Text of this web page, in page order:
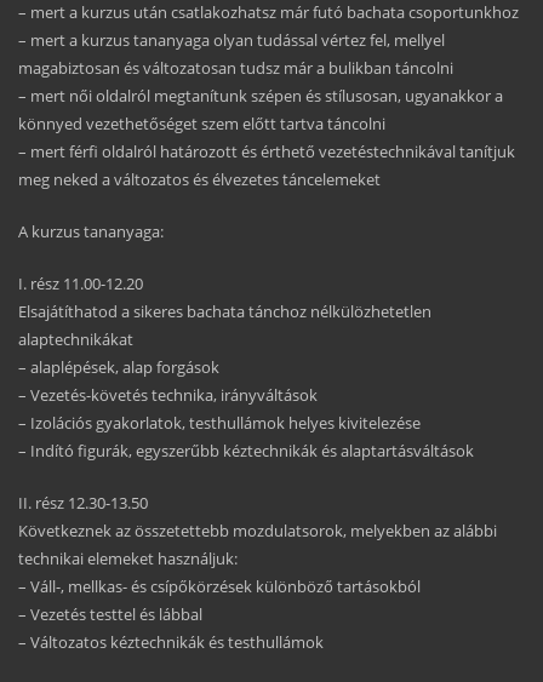
– mert a kurzus után csatlakozhatsz már futó bachata csoportunkhoz
– mert a kurzus tananyaga olyan tudással vértez fel, mellyel
magabiztosan és változatosan tudsz már a bulikban táncolni
– mert női oldalról megtanítunk szépen és stílusosan, ugyanakkor a
könnyed vezethetőséget szem előtt tartva táncolni
– mert férfi oldalról határozott és érthető vezetéstechnikával tanítjuk
meg neked a változatos és élvezetes táncelemeket
A kurzus tananyaga:
I. rész 11.00-12.20
Elsajátíthatod a sikeres bachata tánchoz nélkülözhetetlen
alaptechnikákat
– alaplépések, alap forgások
– Vezetés-követés technika, irányváltások
– Izolációs gyakorlatok, testhullámok helyes kivitelezése
– Indító figurák, egyszerűbb kéztechnikák és alaptartásváltások
II. rész 12.30-13.50
Következnek az összetettebb mozdulatsorok, melyekben az alábbi
technikai elemeket használjuk:
– Váll-, mellkas- és csípőkörzések különböző tartásokból
– Vezetés testtel és lábbal
– Változatos kéztechnikák és testhullámok